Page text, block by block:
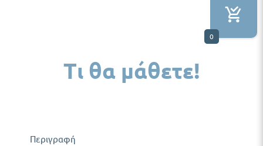
Τι θα μάθετε!
Περιγραφή
0